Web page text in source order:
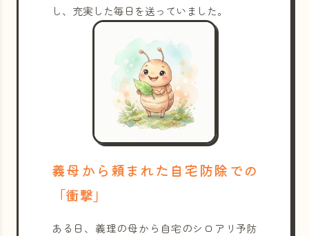
し、充実した毎日を送っていました。
義母から頼まれた自宅防除での
「衝撃」
ある日、義理の母から自宅のシロアリ予防